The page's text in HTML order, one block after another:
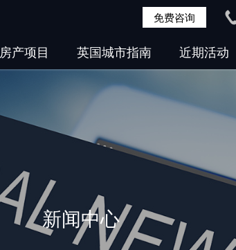
房产项目 英国城市指南 近期活动
免费咨询
新闻中心